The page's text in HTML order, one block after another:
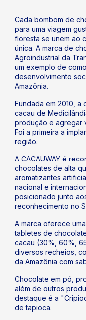
Cada bombom de
para uma viagem
floresta se unem ao
única. A marca de
Agroindustrial da
um exemplo de
desenvolvimento
Amazônia.
Fundada em 2010,
cacau de
produção e agregar
Foi a primeira a
região.
A CACAUWAY é
chocolates de alta
aromatizantes
nacional e
posicionado junto
reconhecimento no
A marca oferece
tabletes de
cacau (30%, 60%,
diversos recheios,
da Amazônia com
Chocolate em pó,
além de outros
destaque é a
de tapioca.